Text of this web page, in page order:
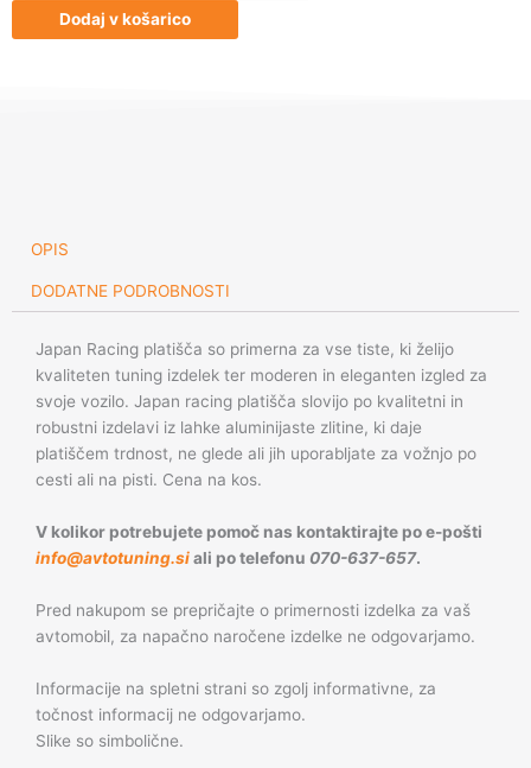
JRX4
17x8.5
Dodaj v košarico
OPIS
DODATNE PODROBNOSTI
Japan Racing platišča so primerna za vse tiste, ki želijo
kvaliteten tuning izdelek ter moderen in eleganten izgled za
svoje vozilo. Japan racing platišča slovijo po kvalitetni in
robustni izdelavi iz lahke aluminijaste zlitine, ki daje
platiščem trdnost, ne glede ali jih uporabljate za vožnjo po
cesti ali na pisti. Cena na kos.
V kolikor potrebujete pomoč nas kontaktirajte po e-pošti
info@avtotuning.siali po telefonu 070-637-657.
Pred nakupom se prepričajte o primernosti izdelka za vaš
avtomobil, za napačno naročene izdelke ne odgovarjamo.
Informacije na spletni strani so zgolj informativne, za
točnost informacij ne odgovarjamo.
Slike so simbolične.